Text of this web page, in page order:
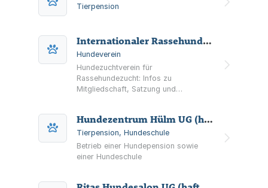
Tierpension
Internationaler Rassehundezucht Verein e.V.
Hundeverein
Hundezuchtverein für
Rassehundezucht: Infos zu
Mitgliedschaft, Satzung und
Rassehundezucht Verein e.V.
Hundezentrum Hülm UG (haftungsbeschränkt)
Tierpension, Hundeschule
Betrieb einer Hundepension sowie
einer Hundeschule